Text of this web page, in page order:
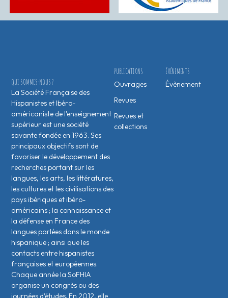
ÉVÉNEMENTS
Évènement
PUBLICATIONS
Ouvrages
Revues
Revues et
collections
QUI SOMMES-NOUS ?
La Société Française des
Hispanistes et Ibéro-
américaniste de l’enseignement
supérieur est une société
savante fondée en 1963. Ses
principaux objectifs sont de
favoriser le développement des
recherches portant sur les
langues, les arts, les littératures,
les cultures et les civilisations des
pays ibériques et ibéro-
américains ; la connaissance et
la défense en France des
langues parlées dans le monde
hispanique ; ainsi que les
contacts entre hispanistes
français·es et européen·nes.
Chaque année la SoFHIA
organise un congrès ou des
journées d’études. En 2012, elle